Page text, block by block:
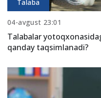
Talaba
04-avgust 23:01
Talabalar
qanday taqsimlanadi?